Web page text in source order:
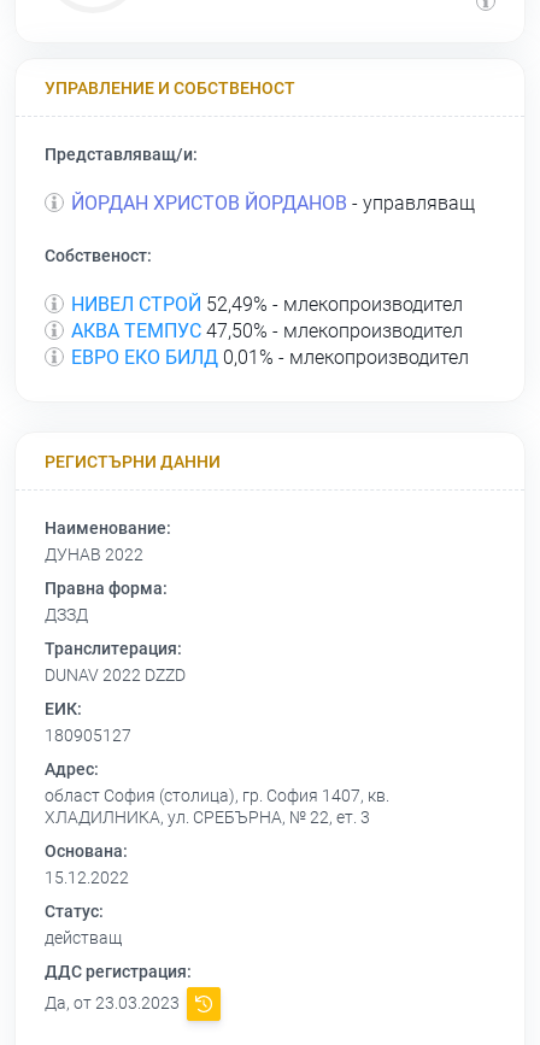
УПРАВЛЕНИЕ И СОБСТВЕНОСТ
Представляващ/и:
ЙОРДАН ХРИСТОВ ЙОРДАНОВ - управляващ
Собственост:
НИВЕЛ СТРОЙ 52,49% - млекопроизводител
АКВА ТЕМПУС 47,50% - млекопроизводител
ЕВРО ЕКО БИЛД 0,01% - млекопроизводител
РЕГИСТЪРНИ ДАННИ
Наименование:
ДУНАВ 2022
Правна форма:
ДЗЗД
Транслитерация:
DUNAV 2022 DZZD
ЕИК:
180905127
Адрес:
област София (столица), гр. София 1407, кв.
ХЛАДИЛНИКА, ул. СРЕБЪРНА, № 22, ет. 3
Основана:
15.12.2022
Статус:
действащ
ДДС регистрация:
Да, от 23.03.2023